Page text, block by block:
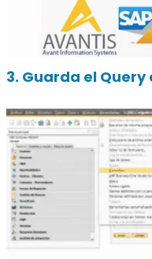
3. Guarda el Query